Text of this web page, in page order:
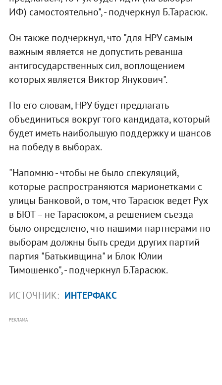
ИФ) самостоятельно", - подчеркнул Б.Тарасюк.
Он также подчеркнул, что "для НРУ самым
важным является не допустить реванша
антигосударственных сил, воплощением
которых является Виктор Янукович".
По его словам, НРУ будет предлагать
объединиться вокруг того кандидата, который
будет иметь наибольшую поддержку и шансов
на победу в выборах.
"Напомню - чтобы не было спекуляций,
которые распространяются марионетками с
улицы Банковой, о том, что Тарасюк ведет Рух
в БЮТ – не Тарасюком, а решением съезда
было определено, что нашими партнерами по
выборам должны быть среди других партий
партия "Батькивщина" и Блок Юлии
Тимошенко", - подчеркнул Б.Тарасюк.
ИСТОЧНИК: ИНТЕРФАКС
РЕКЛАМА